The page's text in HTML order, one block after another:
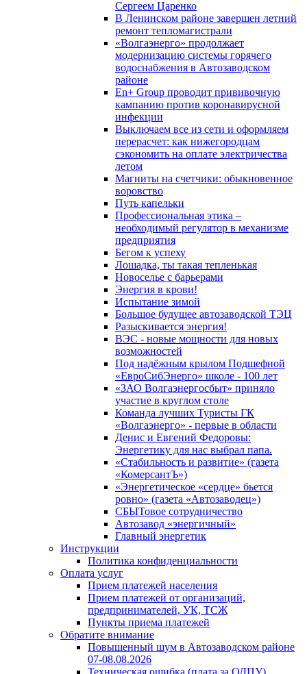
Сергеем Царенко
В Ленинском районе завершен летний
ремонт тепломагистрали
«Волгаэнерго» продолжает
модернизацию системы горячего
водоснабжения в Автозаводском
районе
En+ Group проводит прививочную
кампанию против коронавирусной
инфекции
Выключаем все из сети и оформляем
перерасчет: как нижегородцам
сэкономить на оплате электричества
летом
Магниты на счетчики: обыкновенное
воровство
Путь капельки
Профессиональная этика –
необходимый регулятор в механизме
предприятия
Бегом к успеху
Лошадка, ты такая тепленькая
Новоселье с барьерами
Энергия в крови!
Испытание зимой
Большое будущее автозаводской ТЭЦ
Разыскивается энергия!
ВЭС - новые мощности для новых
возможностей
Под надёжным крылом Подшефной
«ЕвроСибЭнерго» школе - 100 лет
«ЗАО Волгаэнергосбыт» приняло
участие в круглом столе
Команда лучших Туристы ГК
«Волгаэнерго» - первые в области
Денис и Евгений Федоровы:
Энергетику для нас выбрал папа.
«Стабильность и развитие» (газета
«КомерсантЪ»)
«Энергетическое «сердце» бьется
ровно» (газета «Автозаводец»)
СБЫТовое сотрудничество
Автозавод «энергичный»
Главный энергетик
Инструкции
Политика конфиденциальности
Оплата услуг
Прием платежей населения
Прием платежей от организаций,
предпринимателей, УК, ТСЖ
Пункты приема платежей
Обратите внимание
Повышенный шум в Автозаводском районе
07-08.08.2026